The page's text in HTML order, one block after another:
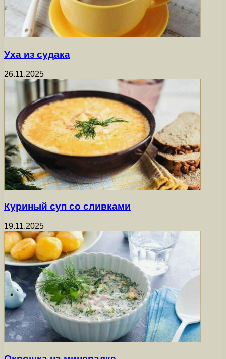
Уха из судака
26.11.2025
Куриный суп со сливками
19.11.2025